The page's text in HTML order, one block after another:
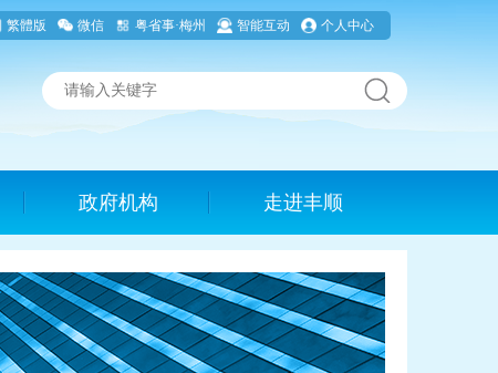
繁體版 微信 粤省事·梅州 智能互动 个人中心
政府机构 走进丰顺